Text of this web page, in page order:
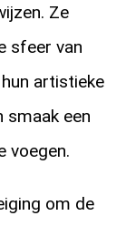
Ze
sfeer van
artistieke
smaak een
voegen.
om de